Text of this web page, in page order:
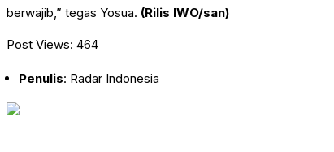
berwajib,” tegas Yosua. (Rilis IWO/san)
Post Views: 464
Penulis: Radar Indonesia